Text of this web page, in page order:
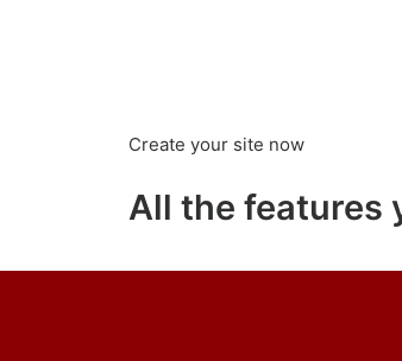
Create your site now
All the features